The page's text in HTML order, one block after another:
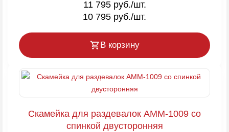
11 795 руб./шт.
10 795 руб./шт.
В корзину
Скамейка для раздевалок AMM-1009 со
спинкой двусторонняя